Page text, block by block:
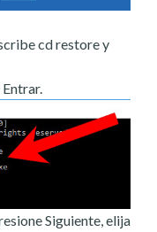
cd restore y
Siguiente, elija